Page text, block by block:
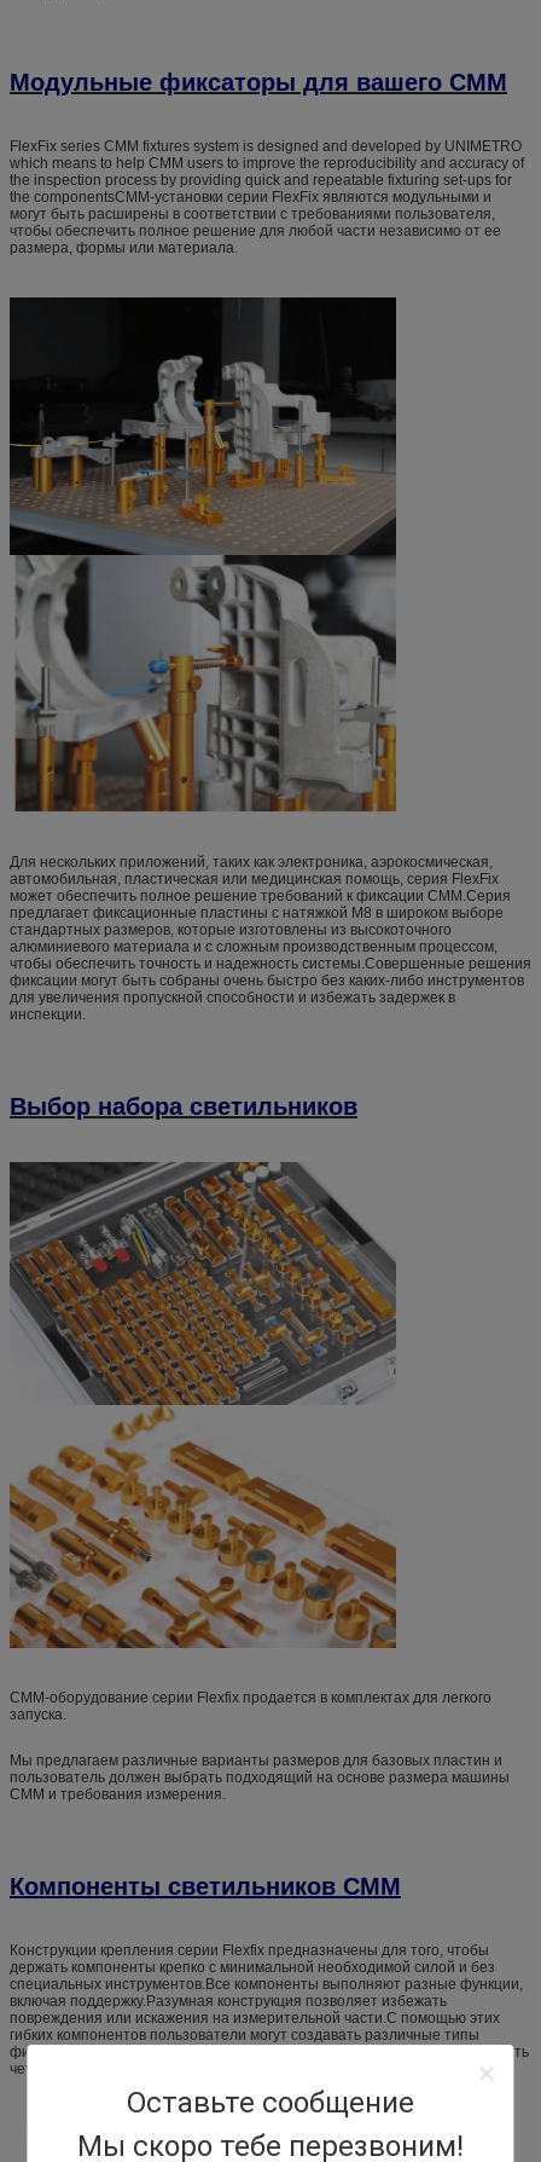
Оставьте сообщение
Мы скоро тебе перезвоним!
Модульные фиксаторы для вашего CMM
FlexFix series CMM fixtures system is designed and developed by UNIMETRO
which means to help CMM users to improve the reproducibility and accuracy of
the inspection process by providing quick and repeatable fixturing set-ups for
the componentsCMM-установки серии FlexFix являются модульными и
могут быть расширены в соответствии с требованиями пользователя,
чтобы обеспечить полное решение для любой части независимо от ее
размера, формы или материала.
Для нескольких приложений, таких как электроника, аэрокосмическая,
автомобильная, пластическая или медицинская помощь, серия FlexFix
может обеспечить полное решение требований к фиксации CMM.Серия
предлагает фиксационные пластины с натяжкой M8 в широком выборе
стандартных размеров, которые изготовлены из высокоточного
алюминиевого материала и с сложным производственным процессом,
чтобы обеспечить точность и надежность системы.Совершенные решения
фиксации могут быть собраны очень быстро без каких-либо инструментов
для увеличения пропускной способности и избежать задержек в
инспекции.
Выбор набора светильников
CMM-оборудование серии Flexfix продается в комплектах для легкого
запуска.
Мы предлагаем различные варианты размеров для базовых пластин и
пользователь должен выбрать подходящий на основе размера машины
CMM и требования измерения.
Компоненты светильников CMM
Конструкции крепления серии Flexfix предназначены для того, чтобы
держать компоненты крепко с минимальной необходимой силой и без
специальных инструментов.Все компоненты выполняют разные функции,
включая поддержку.Разумная конструкция позволяет избежать
повреждения или искажения на измерительной части.С помощью этих
гибких компонентов пользователи могут создавать различные типы
фиксационных комбинаций для различных деталейТакже легко установить
четкий путь зонда 3D измерения.